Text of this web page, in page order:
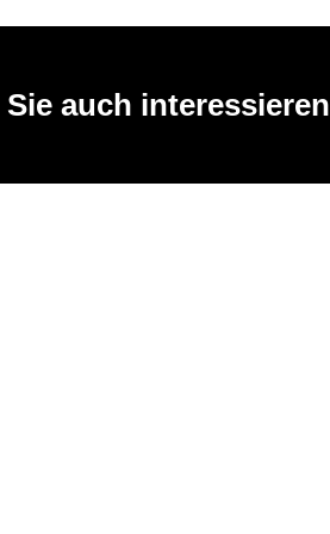
auch interessieren